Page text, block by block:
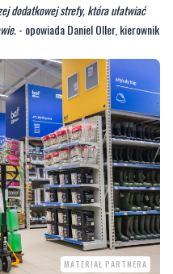
dodatkowej strefy, która ułatwiać
- opowiada Daniel Oller, kierownik
MATERIAŁ PARTNERA